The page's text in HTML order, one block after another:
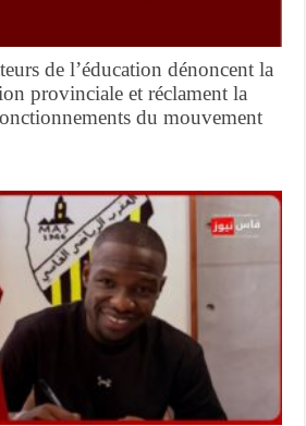
de l’éducation dénoncent la
provinciale et réclament la
du mouvement